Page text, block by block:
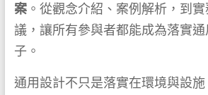
案。從觀念介紹、案例解析，到
議，讓所有參與者都能成為落實
子。
通用設計不只是落實在環境與設